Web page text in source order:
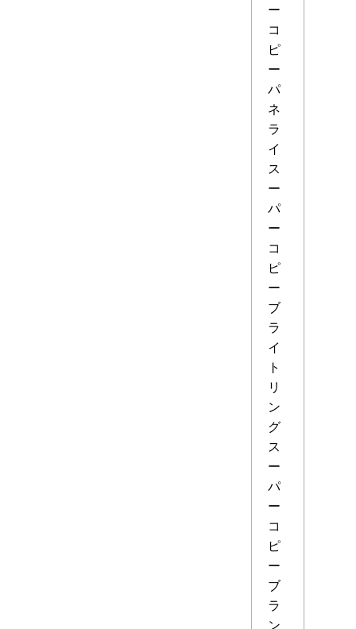
ー
コ
ピ
ー
パ
ネ
ラ
イ
ス
ー
パ
ー
コ
ピ
ー
ブ
ラ
イ
ト
リ
ン
グ
ス
ー
パ
ー
コ
ピ
ー
ブ
ラ
ン